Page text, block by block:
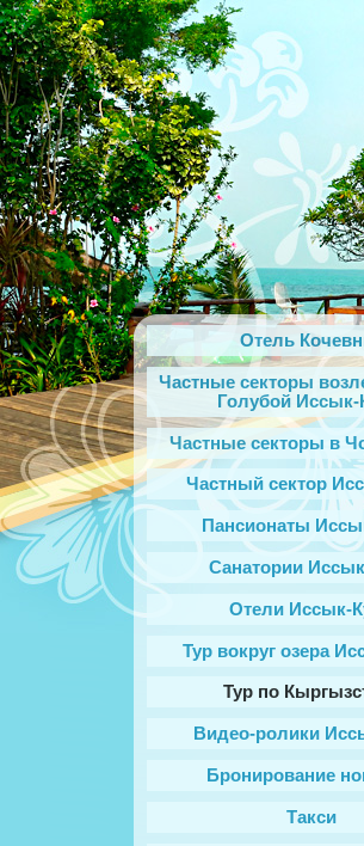
Отель
Частные секторы
Голубой Иссык-
Частные секторы в
Частный сектор
Пансионаты
Санатории
Отели Иссык-
Тур вокруг озера
Тур по
Видео-ролики
Бронирование
Такси